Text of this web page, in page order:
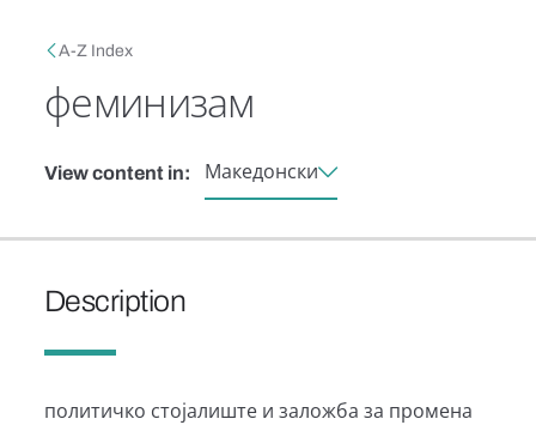
Breadcrumb
A-Z Index
феминизам
View content in: Македонски
Description
политичко стојалиште и заложба за промена